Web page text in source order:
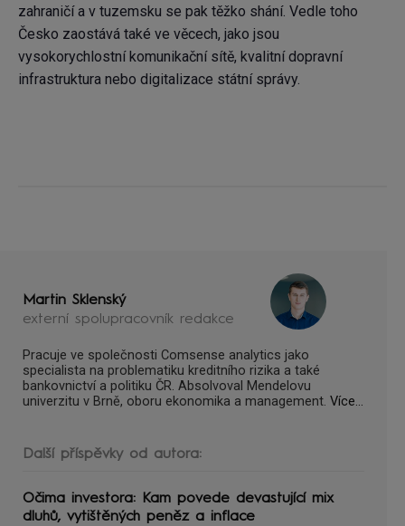
zahraničí a v tuzemsku se pak těžko shání. Vedle toho
Česko zaostává také ve věcech, jako jsou
vysokorychlostní komunikační sítě, kvalitní dopravní
infrastruktura nebo digitalizace státní správy.
Martin Sklenský
externí spolupracovník redakce
Pracuje ve společnosti Comsense analytics jako
specialista na problematiku kreditního rizika a také
bankovnictví a politiku ČR. Absolvoval Mendelovu
univerzitu v Brně, oboru ekonomika a management. Více...
Další příspěvky od autora:
Očima investora: Kam povede devastující mix
dluhů, vytištěných peněz a inflace